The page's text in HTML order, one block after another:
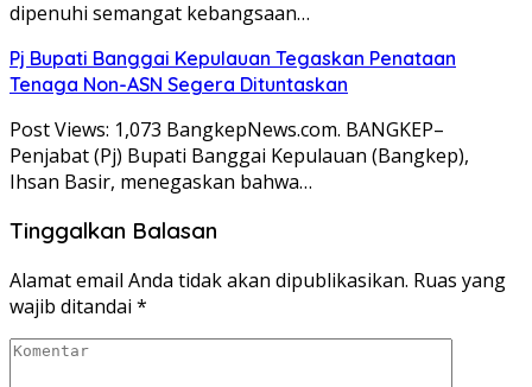
dipenuhi semangat kebangsaan…
Pj Bupati Banggai Kepulauan Tegaskan Penataan
Tenaga Non-ASN Segera Dituntaskan
Post Views: 1,073 BangkepNews.com. BANGKEP–
Penjabat (Pj) Bupati Banggai Kepulauan (Bangkep),
Ihsan Basir, menegaskan bahwa…
Tinggalkan Balasan
Alamat email Anda tidak akan dipublikasikan. Ruas yang
wajib ditandai *